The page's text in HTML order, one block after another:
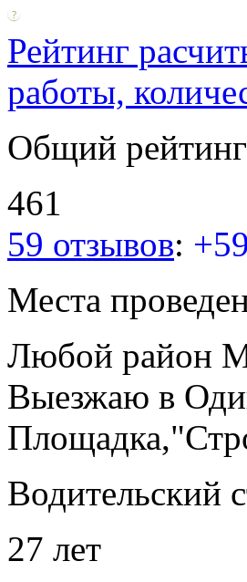
Рейтинг
работы,
Общий рейтинг
461
59 отзывов: +59
Места
Любой район
Выезжаю в
Водительский
27 лет